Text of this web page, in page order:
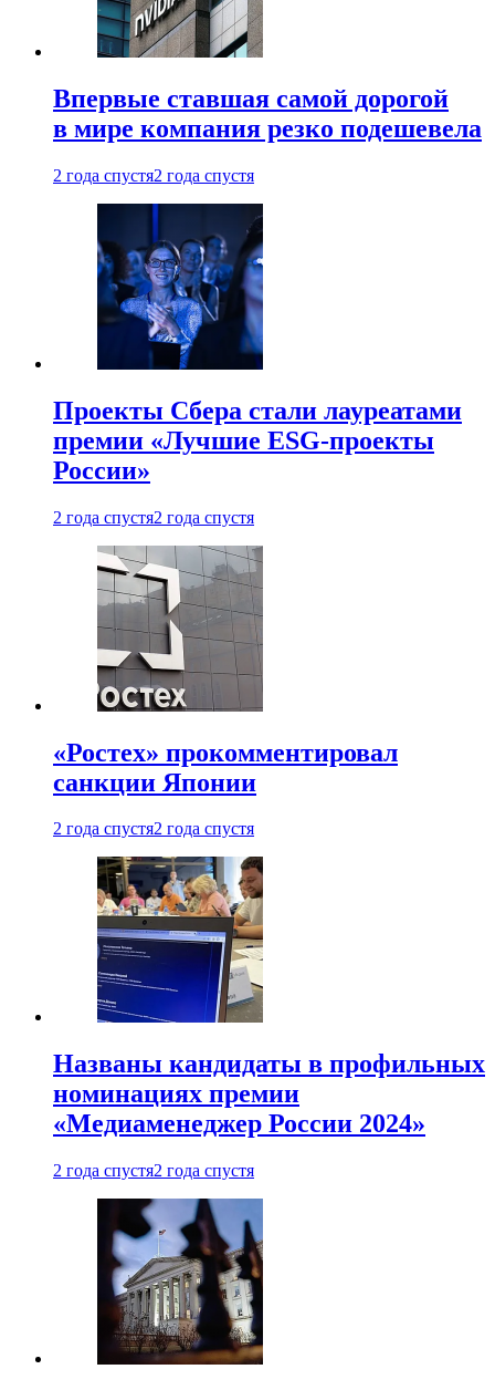
Впервые ставшая самой дорогой
в мире компания резко подешевела
2 года спустя2 года спустя
Проекты Сбера стали лауреатами
премии «Лучшие ESG-проекты
России»
2 года спустя2 года спустя
«Ростех» прокомментировал
санкции Японии
2 года спустя2 года спустя
Названы кандидаты в профильных
номинациях премии
«Медиаменеджер России 2024»
2 года спустя2 года спустя